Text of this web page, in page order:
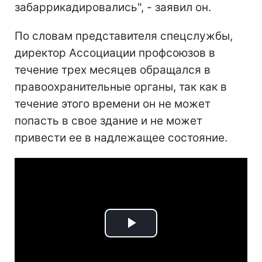
забаррикадировались", - заявил он.
По словам представителя спецслужбы,
директор Ассоциации профсоюзов в
течение трех месяцев обращался в
правоохранительные органы, так как в
течение этого времени он не может
попасть в свое здание и не может
привести ее в надлежащее состояние.
Play